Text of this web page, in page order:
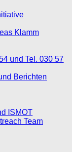
Klamm
und Tel. 030 57
Berichten
ISMOT
Team